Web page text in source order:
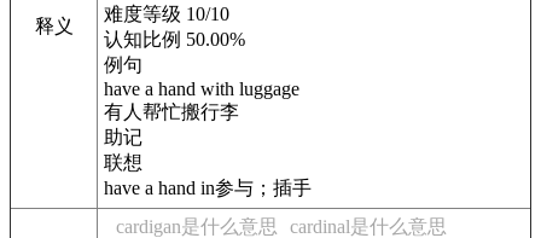
释义
难度等级 10/10
认知比例 50.00%
例句
have a hand with luggage
有人帮忙搬行李
助记
联想
have a hand in参与；插手
cardigan是什么意思
cardinal是什么意思